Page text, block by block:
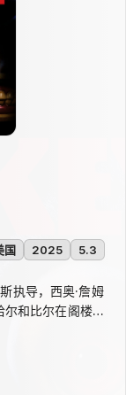
国 2025 5.3
执导，西奥·詹姆
尔和比尔在阁楼翻
的死亡。两人试图
后，神秘死亡再度